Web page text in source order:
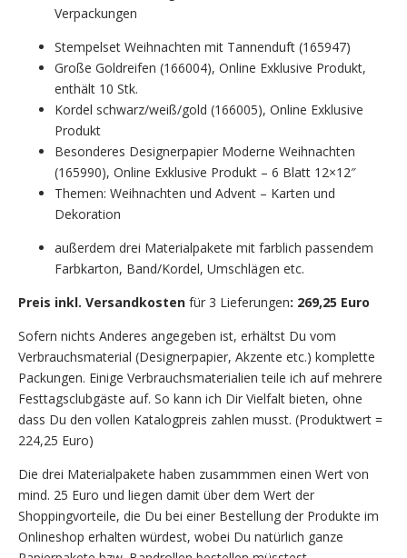
Verpackungen
Stempelset Weihnachten mit Tannenduft (165947)
Große Goldreifen (166004), Online Exklusive Produkt,
enthält 10 Stk.
Kordel schwarz/weiß/gold (166005), Online Exklusive
Produkt
Besonderes Designerpapier Moderne Weihnachten
(165990), Online Exklusive Produkt – 6 Blatt 12×12″
Themen: Weihnachten und Advent – Karten und
Dekoration
außerdem drei Materialpakete mit farblich passendem
Farbkarton, Band/Kordel, Umschlägen etc.
Preis inkl. Versandkosten für 3 Lieferungen: 269,25 Euro
Sofern nichts Anderes angegeben ist, erhältst Du vom
Verbrauchsmaterial (Designerpapier, Akzente etc.) komplette
Packungen. Einige Verbrauchsmaterialien teile ich auf mehrere
Festtagsclubgäste auf. So kann ich Dir Vielfalt bieten, ohne
dass Du den vollen Katalogpreis zahlen musst. (Produktwert =
224,25 Euro)
Die drei Materialpakete haben zusammmen einen Wert von
mind. 25 Euro und liegen damit über dem Wert der
Shoppingvorteile, die Du bei einer Bestellung der Produkte im
Onlineshop erhalten würdest, wobei Du natürlich ganze